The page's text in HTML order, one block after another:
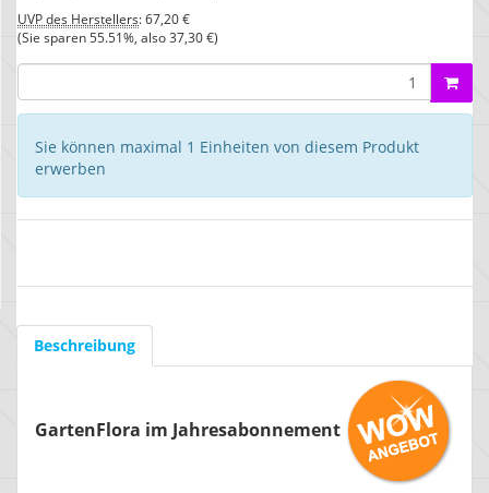
UVP des Herstellers:67,20 €
(Sie sparen 55.51% , also37,30 €)
Sie können maximal 1 Einheiten von diesem Produkt
erwerben
Beschreibung
GartenFlora im Jahresabonnement